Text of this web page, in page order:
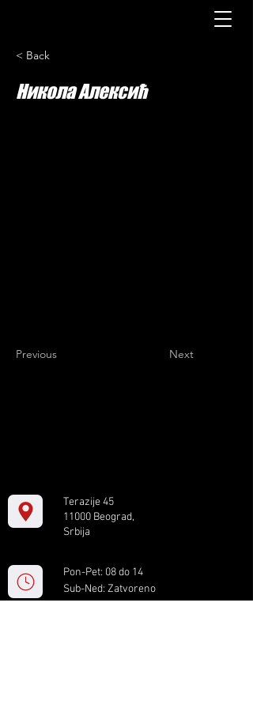
< Back
Никола Алексић
Previous Next
Terazije 45
11000 Beograd,
Srbija
Pon-Pet: 08 do 14
Sub-Ned: Zatvoreno